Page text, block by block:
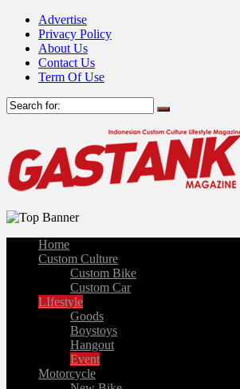
Advertise
Privacy Policy
About Us
Contact Us
Term Of Use
Home
Custom Culture
Custom Bike
Custom Car
LIfestyle
Goods
Boystoys
Hangout
Event
Motorcycle